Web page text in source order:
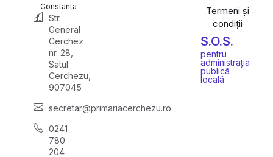
Constanța
Str.
General
Cerchez
nr. 28,
Satul
Cerchezu,
907045
secretar@primariacerchezu.ro
0241
780
204
Termeni și
condiții
S.O.S.
pentru
administrația
publică
locală